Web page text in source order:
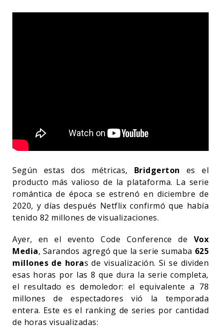
Según estas dos métricas, Bridgerton es el
producto más valioso de la plataforma. La serie
romántica de época se estrenó en diciembre de
2020, y días después Netflix confirmó que había
tenido 82 millones de visualizaciones.
Ayer, en el evento Code Conference de Vox
Media, Sarandos agregó que la serie sumaba 625
millones de horas de visualización. Si se dividen
esas horas por las 8 que dura la serie completa,
el resultado es demoledor: el equivalente a 78
millones de espectadores vió la temporada
entera. Este es el ranking de series por cantidad
de horas visualizadas: